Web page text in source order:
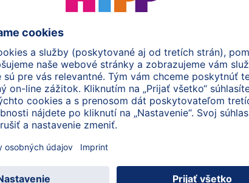
mnoho BIO surovín – mrkva, zemiaky,
z Nemecka. Takmer tretina krajiny je
pokrytá stále zelenými a opadavými lesmi,
ktoré poskytujú útočisko diviakom, líškam
a jeleňom.